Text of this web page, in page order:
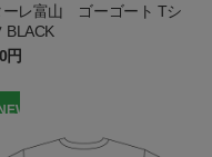
ーレ富山 ゴーゴート Tシ
BLACK
円